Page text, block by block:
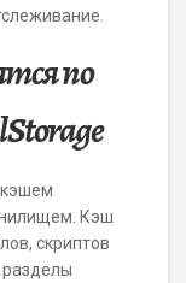
по
кэшем
Кэш
скриптов
разделы